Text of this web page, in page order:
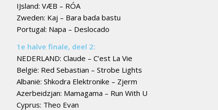
IJsland: VÆB – RÓA
Zweden: Kaj – Bara bada bastu
Portugal: Napa – Deslocado
1e halve finale, deel 2:
NEDERLAND: Claude – C’est La Vie
België: Red Sebastian – Strobe Lights
Albanië: Shkodra Elektronike – Zjerm
Azerbeidzjan: Mamagama – Run With U
Cyprus: Theo Evan